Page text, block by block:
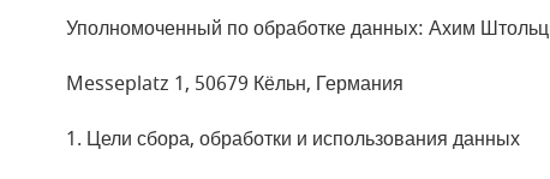
Уполномоченный по обработке данных: Ахим
Messeplatz 1, 50679 Кёльн, Германия
1. Цели сбора, обработки и использования данных